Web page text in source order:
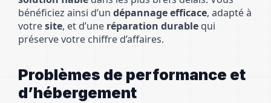
bénéficiez ainsi d’un dépannage efficace, adapté à
votresite, et d’une réparation durable qui
préserve votre chiffre d’affaires.
Problèmes de performance et
d’hébergement